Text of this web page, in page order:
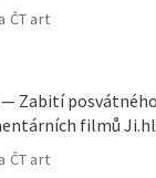
ČT art
— Zabití
filmů
ČT art